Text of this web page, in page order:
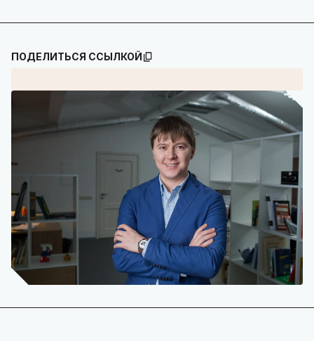
ПОДЕЛИТЬСЯ ССЫЛКОЙ